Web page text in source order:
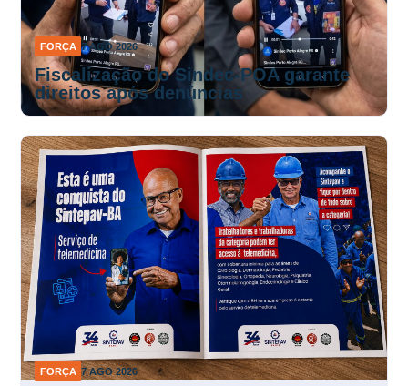
FORÇA 7 AGO 2026
Fiscalização do Sindec-POA garante
direitos após denúncias
FORÇA 7 AGO 2026